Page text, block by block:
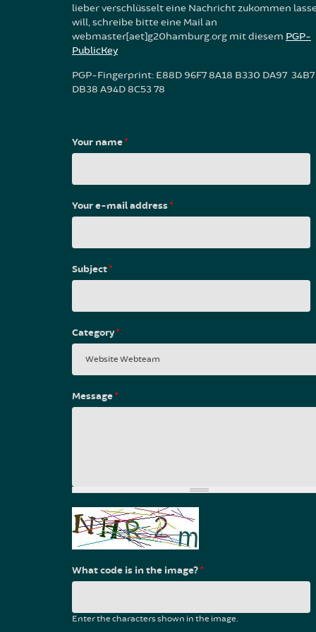
lieber verschlüsselt eine Nachricht zukommen
will, schreibe bitte eine Mail an
webmaster[aet]g20hamburg.org mit diesem PGP-
PublicKey
PGP-Fingerprint: E88D 96F7 8A18 B330 DA97 34B7
DB38 A94D 8C53 78
Your name*
Your e-mail address*
Subject*
Category*
Message*
What code is in the image?*
Enter the characters shown in the image.